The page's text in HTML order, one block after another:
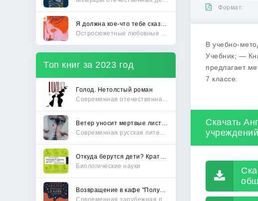
Топ книг за 2023 год
Голод. Нетолстый роман
Биологические науки
Формат:
В учебно-
Учебник; —
предлагает
7 классе.
Скачать